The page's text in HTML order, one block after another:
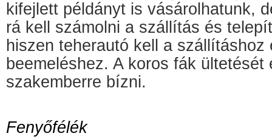
kifejlett példányt is vásárolhatunk,
rá kell számolni a szállítás és
hiszen teherautó kell a szállításhoz
beemeléshez. A koros fák ültetését
szakemberre bízni.
Fenyőfélék